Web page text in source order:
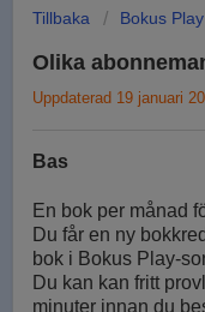
Tillbaka Bokus Play
Olika
Uppdaterad 19 januari
Bas
En bok per månad
Du får en ny
bok i Bokus Play-
Du kan kan fritt
minuter innan du